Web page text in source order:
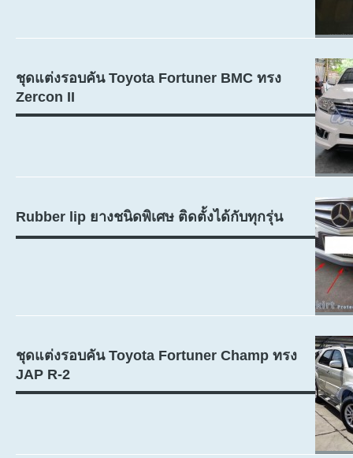
ชุดแต่งรอบคัน Toyota Fortuner BMC ทรง
Zercon II
Rubber lip ยางชนิดพิเศษ ติดตั้งได้กับทุกรุ่น
ชุดแต่งรอบคัน Toyota Fortuner Champ ทรง
JAP R-2